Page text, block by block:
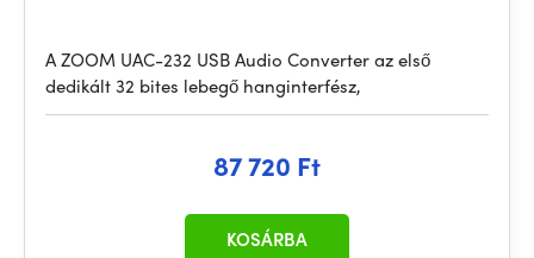
A ZOOM UAC-232 USB Audio Converter az első
dedikált 32 bites lebegő hanginterfész,
87 720 Ft
KOSÁRBA